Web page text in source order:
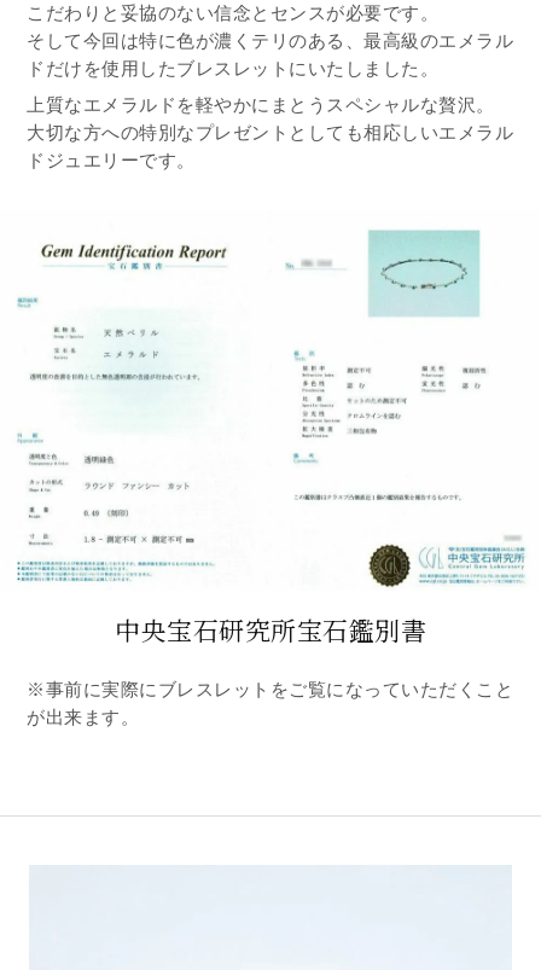
こだわりと妥協のない信念とセンスが必要です。
そして今回は特に色が濃くテリのある、最高級のエメラル
ドだけを使用したブレスレットにいたしました。
上質なエメラルドを軽やかにまとうスペシャルな贅沢。
大切な方への特別なプレゼントとしても相応しいエメラル
ドジュエリーです。
中央宝石研究所宝石鑑別書
※事前に実際にブレスレットをご覧になっていただくこと
が出来ます。